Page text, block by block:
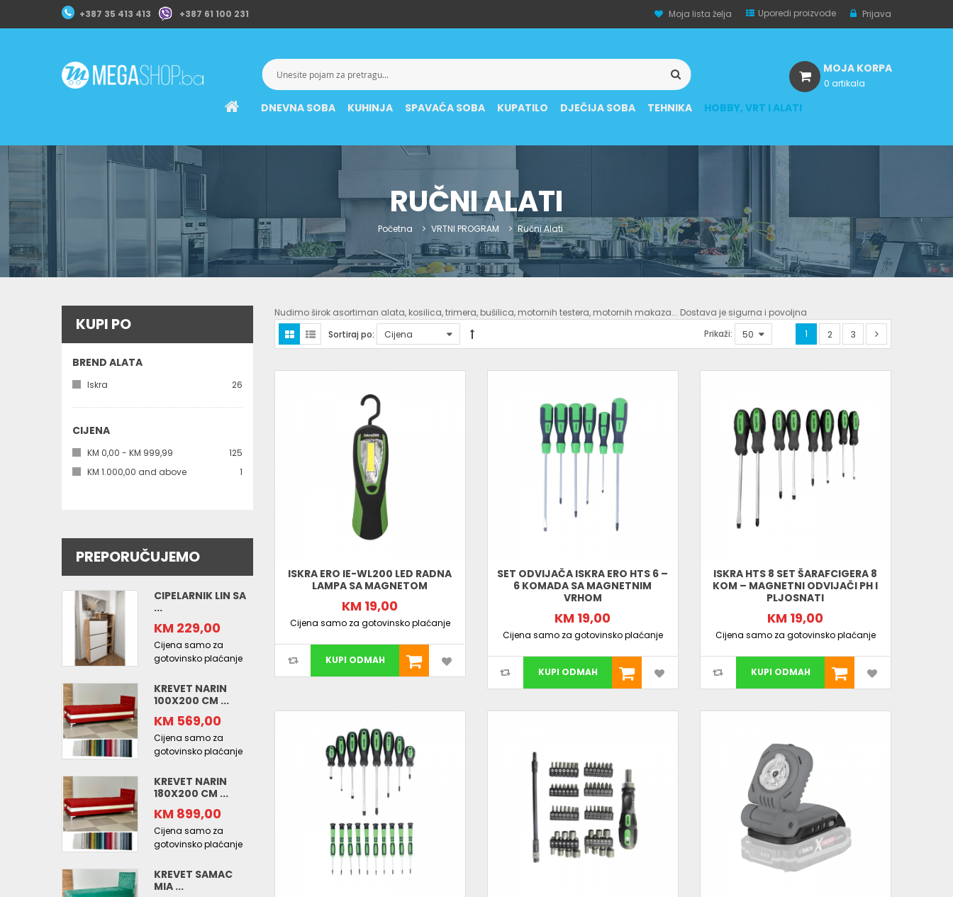
+387 35 413 413 +387 61 100 231 Moja lista želja Uporedi proizvode Prijava
DNEVNA SOBA KUHINJA SPAVAĆA SOBA KUPATILO DJEČIJA SOBA TEHNIKA HOBBY, VRT I ALATI
MOJA KORPA
0 artikala
RUČNI ALATI
Početna VRTNI PROGRAM Ručni Alati
Nudimo širok asortiman alata, kosilica, trimera, bušilica, motornih testera, motornih makaza... Dostava je sigurna i povoljna
Sortiraj po:
Prikaži: 1 2 3
ISKRA ERO IE-WL200 LED RADNA
LAMPA SA MAGNETOM
KM 19,00
Cijena samo za gotovinsko plaćanje
KUPI ODMAH
SET ODVIJAČA ISKRA ERO HTS 6 –
6 KOMADA SA MAGNETNIM
VRHOM
KM 19,00
Cijena samo za gotovinsko plaćanje
KUPI ODMAH
ISKRA HTS 8 SET ŠARAFCIGERA 8
KOM – MAGNETNI ODVIJAČI PH I
PLJOSNATI
KM 19,00
Cijena samo za gotovinsko plaćanje
KUPI ODMAH
KUPI PO
BREND ALATA
Iskra 26
CIJENA
KM 0,00 - KM 999,99 125
KM 1.000,00 and above 1
PREPORUČUJEMO
CIPELARNIK LIN SA
...
KM 229,00
Cijena samo za
gotovinsko plaćanje
KREVET NARIN
100X200 CM ...
KM 569,00
Cijena samo za
gotovinsko plaćanje
KREVET NARIN
180X200 CM ...
KM 899,00
Cijena samo za
gotovinsko plaćanje
KREVET SAMAC
MIA ...